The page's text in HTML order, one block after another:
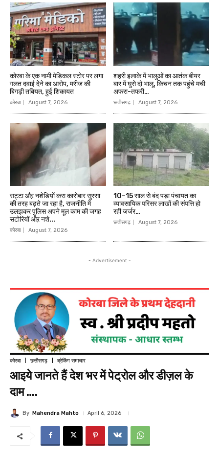
कोरबा के एक नामी मेडिकल स्टोर पर लगा
गलत दवाई देने का आरोप, मरीज की
बिगड़ी तबियत, हुई शिकायत
कोरबा August 7, 2026
शहरी इलाके में भालुओं का आतंक बीयर
बार में घुसे दो भालू, किचन तक पहुंचे मची
अफरा-तफरी…
छत्तीसगढ़ August 7, 2026
सट्टा औऱ नशेडिय़ों करा कारोबार सुरसा
की तरह बढ़ते जा रहा है, राजनीति में
उलझकर पुलिस अपने मूल काम की जगह
सटोरियों औऱ नशे...
कोरबा August 7, 2026
10–15 साल से बंद पड़ा पंचायत का
व्यावसायिक परिसर लाखों की संपत्ति हो
रही जर्जर…
छत्तीसगढ़ August 7, 2026
- Advertisement -